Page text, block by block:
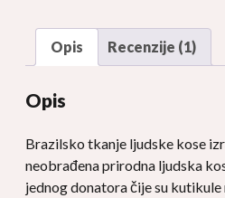
Opis Recenzije (1)
Opis
Brazilsko tkanje ljudske kose
neobrađena prirodna ljudska
jednog donatora čije su